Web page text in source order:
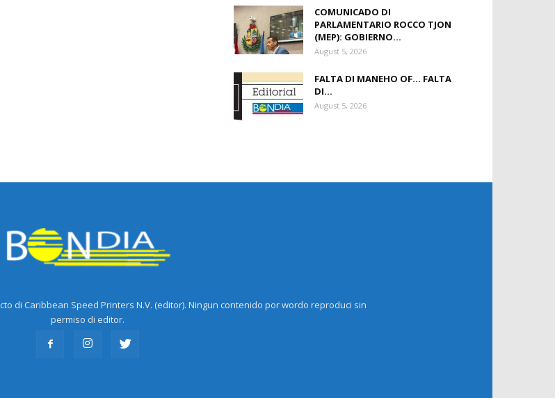
COMUNICADO DI
PARLAMENTARIO ROCCO TJON
(MEP): GOBIERNO...
August 5, 2026
FALTA DI MANEHO OF… FALTA
DI...
August 5, 2026
di Caribbean Speed Printers N.V. (editor). Ningun contenido por wordo reproduci sin
permiso di editor.